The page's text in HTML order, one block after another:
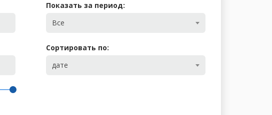
Показать за период:
Все
Сортировать по:
дате